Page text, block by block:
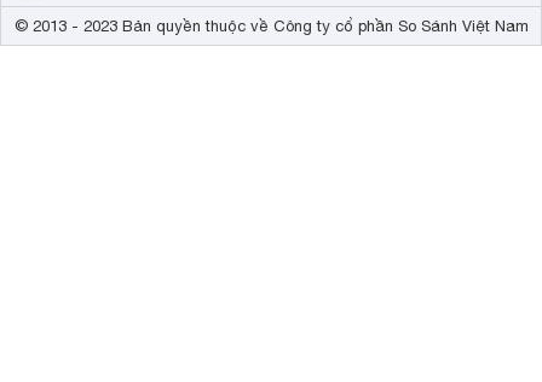
© 2013 - 2023 Bản quyền thuộc về Công ty cổ phần So Sánh Việt Nam